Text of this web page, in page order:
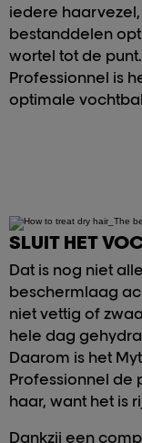
iedere
bestanddelen
wortel tot de
Professionnel is
optimale
SLUIT HET
Dat is nog niet
beschermlaag
niet vettig of
hele dag
Daarom is het
Professionnel de
haar, want het is
Dankzij een